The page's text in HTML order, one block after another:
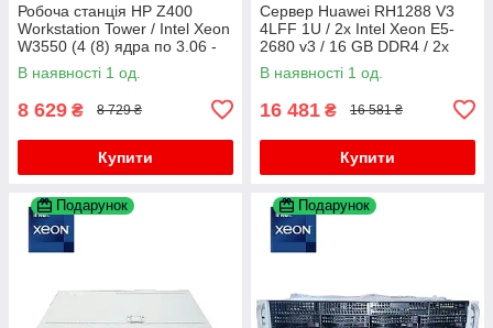
Робоча станція HP Z400
Workstation Tower / Intel Xeon
W3550 (4 (8) ядра по 3.06 -
3.33 GHz) / 16 GB DDR3 / 500
GB HDD / AMD Radeon
В наявності 1 од.
8 629 ₴ 8 729 ₴
Купити
Сервер Huawei RH1288 V3
4LFF 1U / 2x Intel Xeon E5-
2680 v3 / 16 GB DDR4 / 2x
900 GB HDD / Integrated
Graphics / 2x 460W
В наявності 1 од.
16 481 ₴ 16 581 ₴
Купити
Подарунок Подарунок